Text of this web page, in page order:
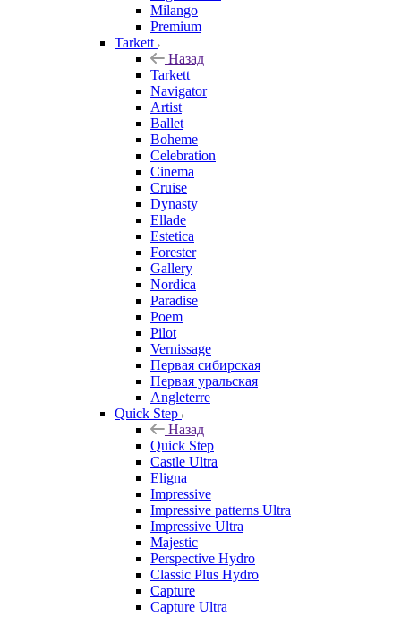
Milango
Premium
Tarkett
Назад
Tarkett
Navigator
Artist
Ballet
Boheme
Celebration
Cinema
Cruise
Dynasty
Ellade
Estetica
Forester
Gallery
Nordica
Paradise
Poem
Pilot
Vernissage
Первая сибирская
Первая уральская
Angleterre
Quick Step
Назад
Quick Step
Castle Ultra
Eligna
Impressive
Impressive patterns Ultra
Impressive Ultra
Majestic
Perspective Hydro
Classic Plus Hydro
Capture
Capture Ultra